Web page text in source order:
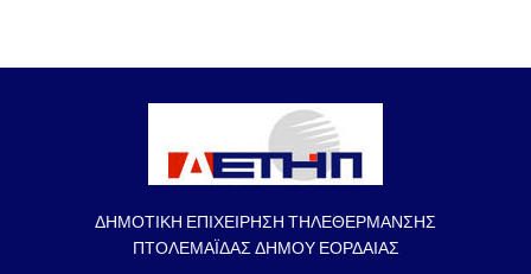
ΔΗΜΟΤΙΚΗ ΕΠΙΧΕΙΡΗΣΗ ΤΗΛΕΘΕΡΜΑΝΣΗΣ
ΠΤΟΛΕΜΑΪΔΑΣ ΔΗΜΟΥ ΕΟΡΔΑΙΑΣ